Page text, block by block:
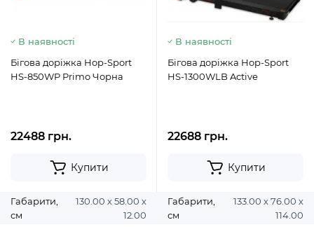
В наявності
Бігова доріжка Hop-Sport
HS-850WP Primo Чорна
22488 грн.
Купити
Габарити,
см
130.00 х 58.00 х
12.00
В наявності
Бігова доріжка Hop-Sport
HS-1300WLB Active
22688 грн.
Купити
Габарити,
см
133.00 х 76.00 х
114.00